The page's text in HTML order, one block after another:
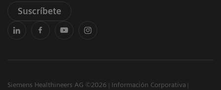
Suscríbete
Siemens Healthineers AG ©2026
Información Corporativa